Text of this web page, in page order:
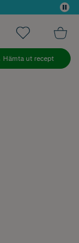
Hämta ut recept